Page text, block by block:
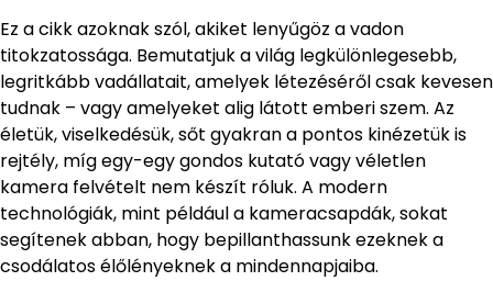
Ez a cikk azoknak szól, akiket lenyűgöz a vadon
titokzatossága. Bemutatjuk a világ legkülönlegesebb,
legritkább vadállatait, amelyek létezéséről csak kevesen
tudnak – vagy amelyeket alig látott emberi szem. Az
életük, viselkedésük, sőt gyakran a pontos kinézetük is
rejtély, míg egy-egy gondos kutató vagy véletlen
kamera felvételt nem készít róluk. A modern
technológiák, mint például a kameracsapdák, sokat
segítenek abban, hogy bepillanthassunk ezeknek a
csodálatos élőlényeknek a mindennapjaiba.